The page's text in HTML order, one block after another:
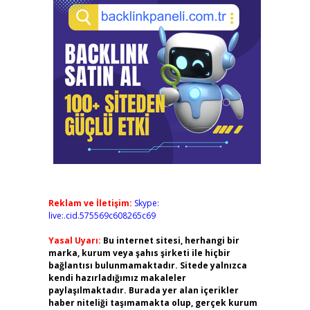
Reklam ve İletişim: Skype:
live:.cid.575569c608265c69
Yasal Uyarı: Bu internet sitesi, herhangi bir
marka, kurum veya şahıs şirketi ile hiçbir
bağlantısı bulunmamaktadır. Sitede yalnızca
kendi hazırladığımız makaleler
paylaşılmaktadır. Burada yer alan içerikler
haber niteliği taşımamakta olup, gerçek kurum